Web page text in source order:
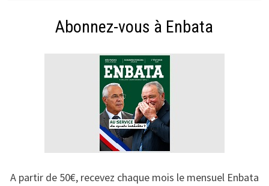
Abonnez-vous à Enbata
A partir de 50€, recevez chaque mois le mensuel Enbata